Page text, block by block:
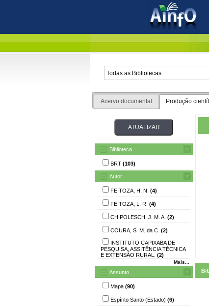
Acervo documental Produção
Biblioteca
BRT (103)
Autor
FEITOZA, H. N. (4)
FEITOZA, L. R. (4)
CHIPOLESCH, J. M. A. (2)
COURA, S. M. da C. (2)
INSTITUTO CAPIXABA DE
PESQUISA, ASSITÊNCIA TÉCNICA
E EXTENSÃO RURAL. (2)
Mais...
Assunto
Mapa (90)
Espírito Santo (Estado) (6)